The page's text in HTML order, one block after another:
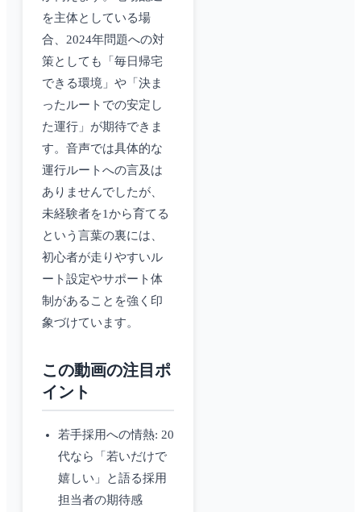
を主体としている場
合、2024年問題への対
策としても「毎日帰宅
できる環境」や「決ま
ったルートでの安定し
た運行」が期待できま
す。音声では具体的な
運行ルートへの言及は
ありませんでしたが、
未経験者を1から育てる
という言葉の裏には、
初心者が走りやすいル
ート設定やサポート体
制があることを強く印
象づけています。
この動画の注目ポ
イント
若手採用への情熱: 20
代なら「若いだけで
嬉しい」と語る採用
担当者の期待感